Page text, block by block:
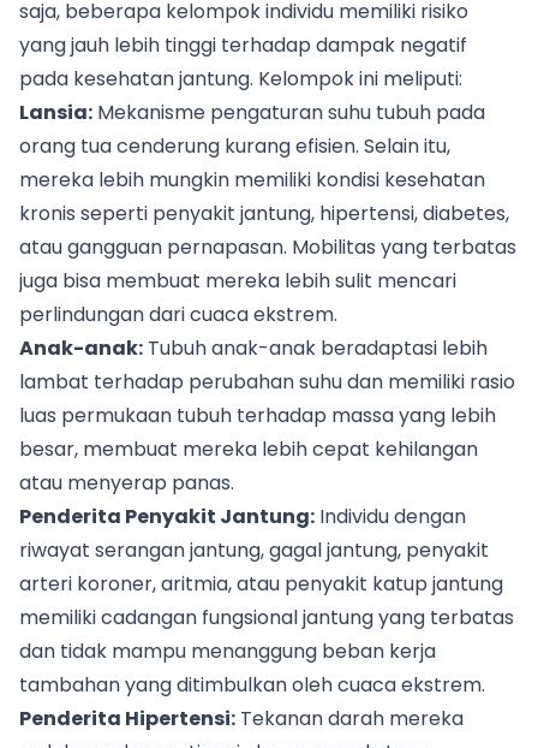
saja, beberapa kelompok individu memiliki risiko
yang jauh lebih tinggi terhadap dampak negatif
pada kesehatan jantung. Kelompok ini meliputi:
Lansia: Mekanisme pengaturan suhu tubuh pada
orang tua cenderung kurang efisien. Selain itu,
mereka lebih mungkin memiliki kondisi kesehatan
kronis seperti penyakit jantung, hipertensi, diabetes,
atau gangguan pernapasan. Mobilitas yang terbatas
juga bisa membuat mereka lebih sulit mencari
perlindungan dari cuaca ekstrem.
Anak-anak: Tubuh anak-anak beradaptasi lebih
lambat terhadap perubahan suhu dan memiliki rasio
luas permukaan tubuh terhadap massa yang lebih
besar, membuat mereka lebih cepat kehilangan
atau menyerap panas.
Penderita Penyakit Jantung: Individu dengan
riwayat serangan jantung, gagal jantung, penyakit
arteri koroner, aritmia, atau penyakit katup jantung
memiliki cadangan fungsional jantung yang terbatas
dan tidak mampu menanggung beban kerja
tambahan yang ditimbulkan oleh cuaca ekstrem.
Penderita Hipertensi: Tekanan darah mereka